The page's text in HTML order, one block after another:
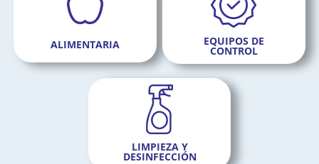
ALIMENTARIA EQUIPOS DE
CONTROL
LIMPIEZA Y
DESINFECCIÓN